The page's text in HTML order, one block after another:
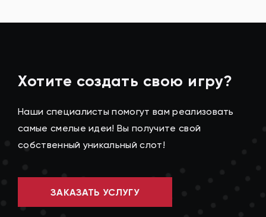
Хотите создать свою игру?
Наши специалисты помогут вам реализовать
самые смелые идеи! Вы получите свой
собственный уникальный слот!
ЗАКАЗАТЬ УСЛУГУ